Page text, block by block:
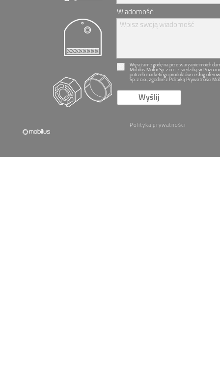
Wyślij
Wiadomość:
Wpisz swoją wiadomość
Wyrażam zgodę na przetwarzanie moich
Mobilus Motor Sp. z o.o. z siedzibą w
potrzeb marketingu produktów i usług
Sp. z o.o., zgodnie z Polityką Prywatności
Polityka prywatności